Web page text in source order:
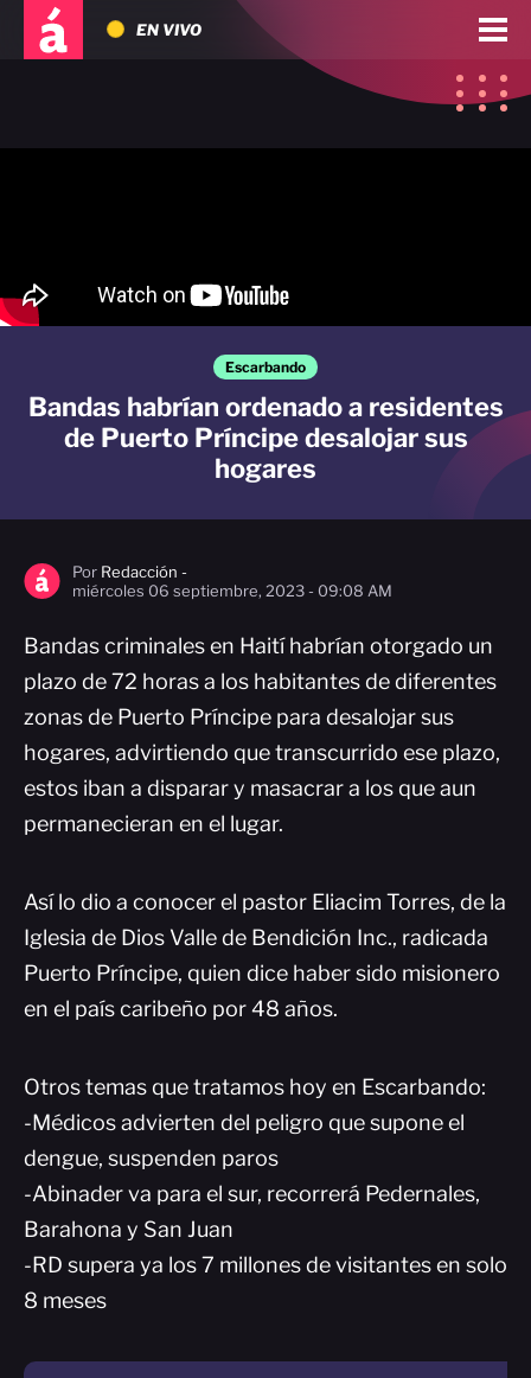
EN VIVO
Escarbando
Bandas habrían ordenado a residentes
de Puerto Príncipe desalojar sus
hogares
Por Redacción -
miércoles 06 septiembre, 2023 - 09:08 AM
Bandas criminales en Haití habrían otorgado un
plazo de 72 horas a los habitantes de diferentes
zonas de Puerto Príncipe para desalojar sus
hogares, advirtiendo que transcurrido ese plazo,
estos iban a disparar y masacrar a los que aun
permanecieran en el lugar.
Así lo dio a conocer el pastor Eliacim Torres, de la
Iglesia de Dios Valle de Bendición Inc., radicada
Puerto Príncipe, quien dice haber sido misionero
en el país caribeño por 48 años.
Otros temas que tratamos hoy en Escarbando:
-Médicos advierten del peligro que supone el
dengue, suspenden paros
-Abinader va para el sur, recorrerá Pedernales,
Barahona y San Juan
-RD supera ya los 7 millones de visitantes en solo
8 meses